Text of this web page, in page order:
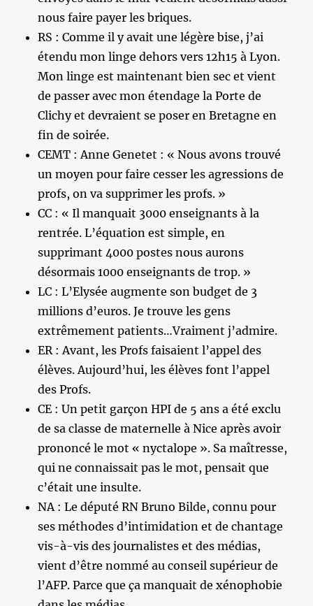
nous faire payer les briques.
RS : Comme il y avait une légère bise, j’ai
étendu mon linge dehors vers 12h15 à Lyon.
Mon linge est maintenant bien sec et vient
de passer avec mon étendage la Porte de
Clichy et devraient se poser en Bretagne en
fin de soirée.
CEMT : Anne Genetet : « Nous avons trouvé
un moyen pour faire cesser les agressions de
profs, on va supprimer les profs. »
CC : « Il manquait 3000 enseignants à la
rentrée. L’équation est simple, en
supprimant 4000 postes nous aurons
désormais 1000 enseignants de trop. »
LC : L’Elysée augmente son budget de 3
millions d’euros. Je trouve les gens
extrêmement patients…Vraiment j’admire.
ER : Avant, les Profs faisaient l’appel des
élèves. Aujourd’hui, les élèves font l’appel
des Profs.
CE : Un petit garçon HPI de 5 ans a été exclu
de sa classe de maternelle à Nice après avoir
prononcé le mot « nyctalope ». Sa maîtresse,
qui ne connaissait pas le mot, pensait que
c’était une insulte.
NA : Le député RN Bruno Bilde, connu pour
ses méthodes d’intimidation et de chantage
vis-à-vis des journalistes et des médias,
vient d’être nommé au conseil supérieur de
l’AFP. Parce que ça manquait de xénophobie